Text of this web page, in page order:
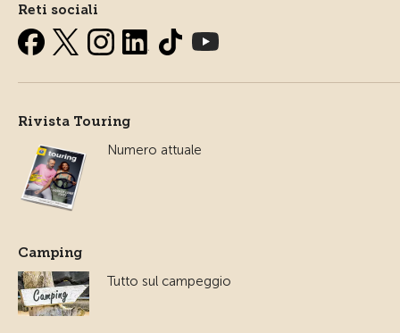
Reti sociali
Rivista Touring
Numero attuale
Camping
Tutto sul campeggio